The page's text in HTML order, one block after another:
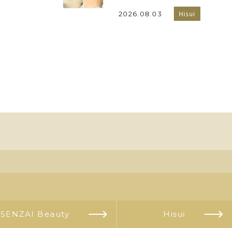
2026.08.03 Hisui
SENZAI Beauty Hisui